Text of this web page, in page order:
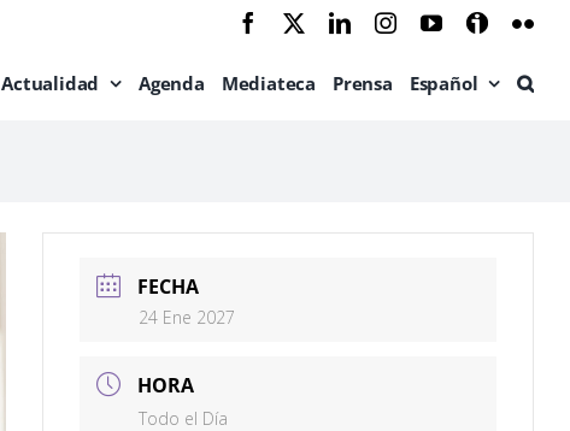
Facebook LinkedInInstagramYouTube
Ivoox
Actualidad Agenda Mediateca Prensa Español
FECHA
24 Ene 2027
HORA
Todo el Día